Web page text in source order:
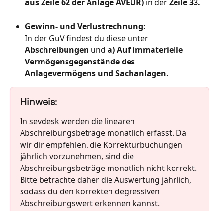
aus Zeile 62 der Anlage AVEÜR) in der Zeile 33.
Gewinn- und Verlustrechnung:
In der GuV findest du diese unter
Abschreibungen und a) Auf immaterielle
Vermögensgegenstände des
Anlagevermögens und Sachanlagen.
Hinweis:
In sevdesk werden die linearen
Abschreibungsbeträge monatlich erfasst. Da
wir dir empfehlen, die Korrekturbuchungen
jährlich vorzunehmen, sind die
Abschreibungsbeträge monatlich nicht korrekt.
Bitte betrachte daher die Auswertung jährlich,
sodass du den korrekten degressiven
Abschreibungswert erkennen kannst.